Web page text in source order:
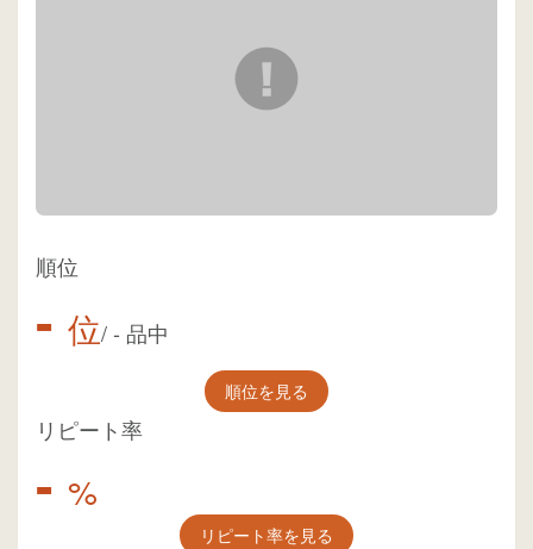
順位
- 位/- 品中
順位を見る
リピート率
- %
リピート率を見る